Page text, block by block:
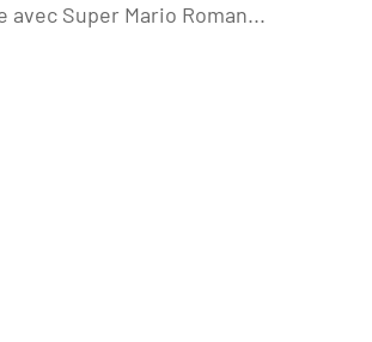
avec Super Mario Roman...